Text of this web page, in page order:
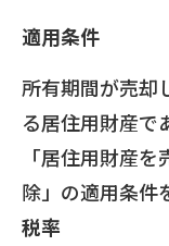
適用条件
所有期間が売却
る居住用財産で
「居住用財産
除」の適用条件
税率